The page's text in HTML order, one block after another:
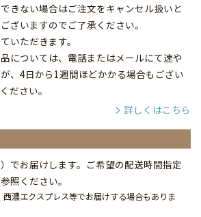
きない場合はご注文をキャンセル扱いと
ざいますのでご了承ください。
いただきます。
については、電話またはメールにて速や
、4日から1週間ほどかかる場合もござい
ださい。
詳しくはこちら
でお届けします。ご希望の配送時間指定
照ください。
濃エクスプレス等でお届けする場合もありま